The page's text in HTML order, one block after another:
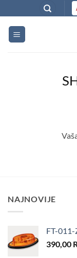
to
content
NAJNOVIJE
FT-
390,00